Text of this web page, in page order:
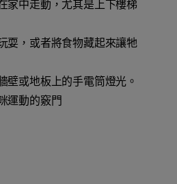
家中走動，尤其是上下樓梯
耍，或者將食物藏起來讓牠
壁或地板上的手電筒燈光。
運動的竅門